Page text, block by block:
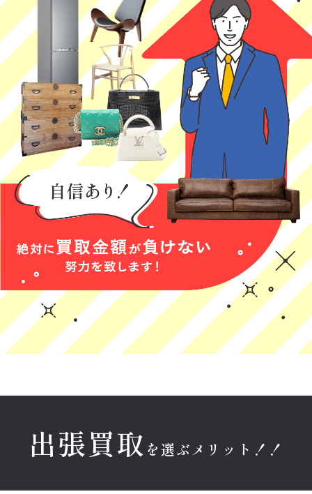
に来ていただき
ました。どんな
感じか分からず
不安だったので
すが、とても親
切丁寧で、次回
も是非利用させ
ていただきたく
思います。
(Googleのクチコミか
2026年05月28日
12:59
1
子が実家に戻っ
てくる時の家電
の買取でお願い
しました。作
業、説明がとて
も丁寧で人柄も
気さくな方でと
ても安心感があ
りました。他に
も色々な情報を
教えていただ
き、助かりまし
た！またぜひ利
用したいと思い
ます。
(Googleのクチコミか
ら引用)
2026年05月23日
20:06
0
が丁寧でした！
(Googleのクチコミか
ら引用)
2026年05月23日
13:42
三日月あご
★★★★★
本日、出張買取
た件ですが、正
直、怪しい業者
が多い中、こち
らは説明も明確
応してくださっ
頼できたので、
その場で売るこ
(Googleのクチコミか
ら引用)
2026年05月22日
村上加奈
★★★★★
とても丁寧なご
です！
(Googleのクチコミか
ら引用)
2026年05月22日
おもち
★★★★
初めての買取サ
ービス利用でし
たが、スタッフ
の方は丁寧で親
しみやすく安心
できました。買
はつきませんで
た。
(Googleのクチコミか
ら引用)
2026年05月18日
出張買取 を選ぶメリット！！